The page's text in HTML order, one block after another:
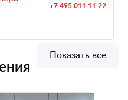
+7 495 011 11 22
Показать все